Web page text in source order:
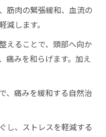
筋肉の緊張緩和、血流の
します。
えることで、頭部へ向か
痛みを和らげます。加え
、痛みを緩和する自然治
し、ストレスを軽減する